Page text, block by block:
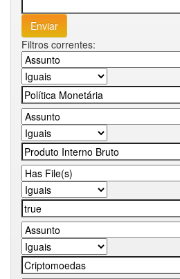
Filtros correntes: